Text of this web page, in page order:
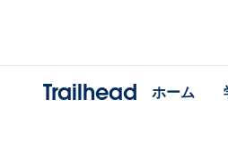
Trailhead ホーム